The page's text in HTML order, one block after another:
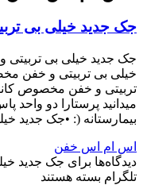
جک جدید خیلی بی
جک جدید خیلی بی
خیلی بی تربیتی و خفن
میدانید پرستارا دو واحد
بیمارستانه (: •جک جدید
اس ام اس خفن
دیدگاه‌ها برای جک جدید
تلگرام بسته هستند